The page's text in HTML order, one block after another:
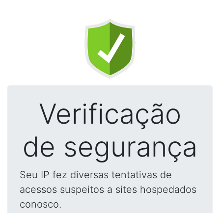
Verificação
de segurança
Seu IP fez diversas tentativas de
acessos suspeitos a sites hospedados
conosco.